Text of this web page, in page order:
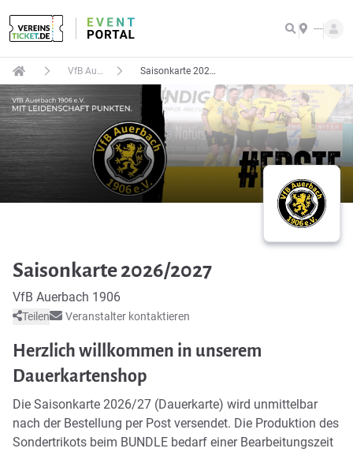
---
VfB Auerbach 1906 Saisonkarte 2026/2027
Saisonkarte 2026/2027
VfB Auerbach 1906
Teilen Veranstalter kontaktieren
Herzlich willkommen in unserem
Dauerkartenshop
Die Saisonkarte 2026/27 (Dauerkarte) wird unmittelbar
nach der Bestellung per Post versendet. Die Produktion des
Sondertrikots beim BUNDLE bedarf einer Bearbeitungszeit